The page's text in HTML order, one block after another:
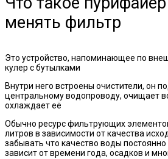
менять фильтр
Это устройство, напоминающее по
кулер с бутылками
Внутри него встроены очистители, он
центральному водопроводу, очищает
охлаждает её
Обычно ресурс фильтрующих
литров в зависимости от качества
забывать что качество воды
зависит от времени года, осадков и